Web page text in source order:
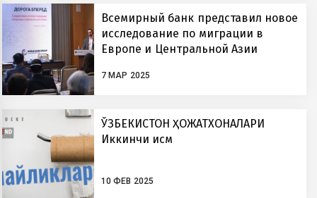
Всемирный банк представил новое
исследование по миграции в
Европе и Центральной Азии
7 МАР 2025
ЎЗБЕКИСТОН ҲОЖАТХОНАЛАРИ
Иккинчи қисм
10 ФЕВ 2025